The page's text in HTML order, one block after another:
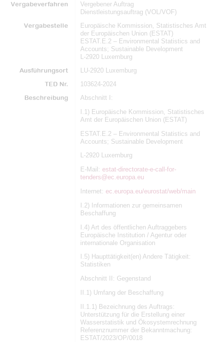
Vergabeverfahren
Vergebener Auftrag
Dienstleistungsauftrag (VOL/VOF)
Vergabestelle
Europäische Kommission, Statistisches Amt
der Europäischen Union (ESTAT)
ESTAT.E.2 – Environmental Statistics and
Accounts; Sustainable Development
L-2920 Luxemburg
Ausführungsort
LU-2920 Luxemburg
TED Nr.
103624-2024
Beschreibung
Abschnitt I:
I.1) Europäische Kommission, Statistisches
Amt der Europäischen Union (ESTAT)
ESTAT.E.2 – Environmental Statistics and
Accounts; Sustainable Development
L-2920 Luxemburg
E-Mail: estat-directorate-e-call-for-
tenders@ec.europa.eu
Internet: ec.europa.eu/eurostat/web/main
I.2) Informationen zur gemeinsamen
Beschaffung
I.4) Art des öffentlichen Auftraggebers
Europäische Institution / Agentur oder
internationale Organisation
I.5) Haupttätigkeit(en) Andere Tätigkeit:
Statistiken
Abschnitt II: Gegenstand
II.1) Umfang der Beschaffung
II.1.1) Bezeichnung des Auftrags:
Unterstützung für die Erstellung einer
Wasserstatistik und Ökosystemrechnung
Referenznummer der Bekanntmachung:
ESTAT/2023/OP/0018